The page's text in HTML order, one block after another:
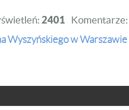
2401 Komentarze:
Wyszyńskiego w Warszawie